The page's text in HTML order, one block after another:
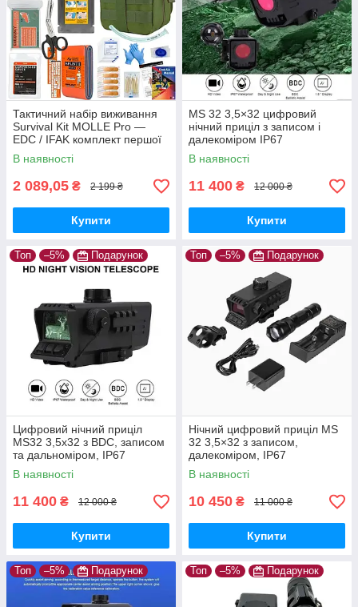
Тактичний набір виживання
Survival Kit MOLLE Pro —
EDC / IFAK комплект першої
допомоги та виживання 20+
предметів
В наявності
2 089,05 ₴ 2 199 ₴
Купити
MS 32 3,5×32 цифровий
нічний приціл з записом і
далекоміром IP67
В наявності
11 400 ₴ 12 000 ₴
Купити
Топ –5% Подарунок
Цифровий нічний приціл
MS32 3,5x32 з BDC, записом
та дальноміром, IP67
В наявності
11 400 ₴ 12 000 ₴
Купити
Топ –5% Подарунок
Нічний цифровий приціл MS
32 3,5×32 з записом,
далекоміром, IP67
В наявності
10 450 ₴ 11 000 ₴
Купити
Топ –5% Подарунок Топ –5% Подарунок